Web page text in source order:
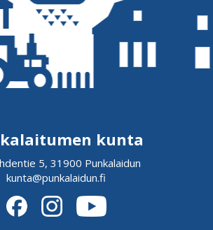
kunta
5, 31900 Punkalaidun
kunta@punkalaidun.fi